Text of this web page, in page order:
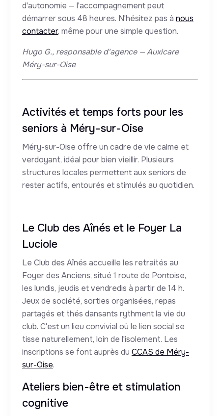
d'autonomie — l'accompagnement peut
démarrer sous 48 heures. N'hésitez pas à nous
contacter, même pour une simple question.
Hugo G., responsable d'agence — Auxicare
Méry-sur-Oise
Activités et temps forts pour les
seniors à Méry-sur-Oise
Méry-sur-Oise offre un cadre de vie calme et
verdoyant, idéal pour bien vieillir. Plusieurs
structures locales permettent aux seniors de
rester actifs, entourés et stimulés au quotidien.
Le Club des Aînés et le Foyer La
Luciole
Le Club des Aînés accueille les retraités au
Foyer des Anciens, situé 1 route de Pontoise,
les lundis, jeudis et vendredis à partir de 14 h.
Jeux de société, sorties organisées, repas
partagés et thés dansants rythment la vie du
club. C'est un lieu convivial où le lien social se
tisse naturellement, loin de l'isolement. Les
inscriptions se font auprès du CCAS de Méry-
sur-Oise.
Ateliers bien-être et stimulation
cognitive